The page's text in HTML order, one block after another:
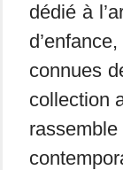
dédié à
connues
collection